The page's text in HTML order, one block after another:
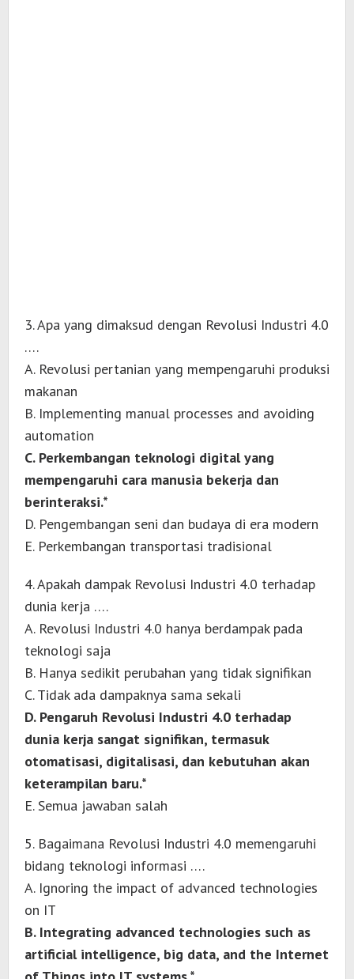
3. Apa yang dimaksud dengan Revolusi Industri 4.0
….
A. Revolusi pertanian yang mempengaruhi produksi
makanan
B. Implementing manual processes and avoiding
automation
C. Perkembangan teknologi digital yang
mempengaruhi cara manusia bekerja dan
berinteraksi.*
D. Pengembangan seni dan budaya di era modern
E. Perkembangan transportasi tradisional
4. Apakah dampak Revolusi Industri 4.0 terhadap
dunia kerja ….
A. Revolusi Industri 4.0 hanya berdampak pada
teknologi saja
B. Hanya sedikit perubahan yang tidak signifikan
C. Tidak ada dampaknya sama sekali
D. Pengaruh Revolusi Industri 4.0 terhadap
dunia kerja sangat signifikan, termasuk
otomatisasi, digitalisasi, dan kebutuhan akan
keterampilan baru.*
E. Semua jawaban salah
5. Bagaimana Revolusi Industri 4.0 memengaruhi
bidang teknologi informasi ….
A. Ignoring the impact of advanced technologies
on IT
B. Integrating advanced technologies such as
artificial intelligence, big data, and the Internet